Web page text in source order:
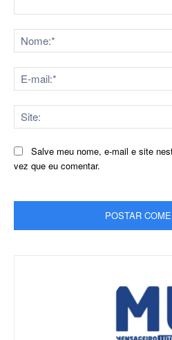
Salve meu nome, e-mail e site
vez que eu comentar.